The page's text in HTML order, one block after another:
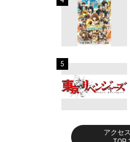
アクセ